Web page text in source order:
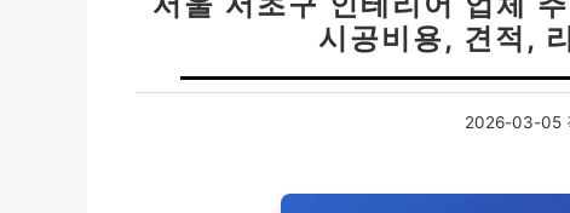
시공비용, 견적,
2026-03-05